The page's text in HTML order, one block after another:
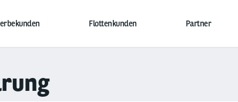
Flottenkunden Partner